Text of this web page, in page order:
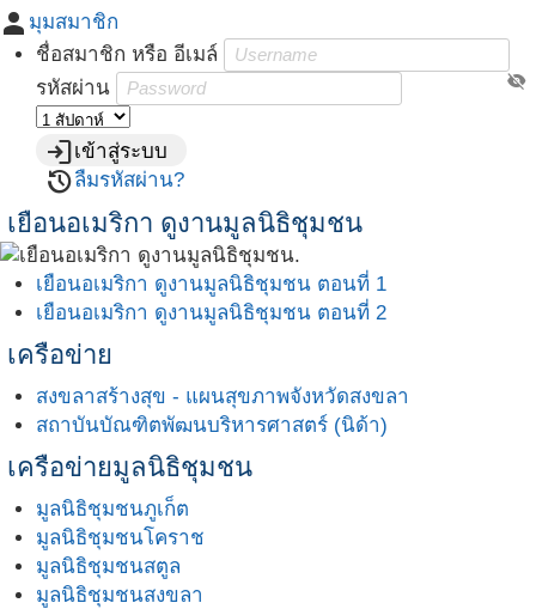
person มุมสมาชิก
ชื่อสมาชิก หรือ อีเมล์
รหัสผ่าน
visibility_off
loginเข้าสู่ระบบ
restoreลืมรหัสผ่าน?
เยือนอเมริกา ดูงานมูลนิธิชุมชน
เยือนอเมริกา ดูงานมูลนิธิชุมชน ตอนที่ 1
เยือนอเมริกา ดูงานมูลนิธิชุมชน ตอนที่ 2
เครือข่าย
สงขลาสร้างสุข - แผนสุขภาพจังหวัดสงขลา
สถาบันบัณฑิตพัฒนบริหารศาสตร์ (นิด้า)
เครือข่ายมูลนิธิชุมชน
มูลนิธิชุมชนภูเก็ต
มูลนิธิชุมชนโคราช
มูลนิธิชุมชนสตูล
มูลนิธิชุมชนสงขลา